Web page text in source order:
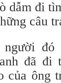
dẫm đi
câu
người
đã đi
của ông